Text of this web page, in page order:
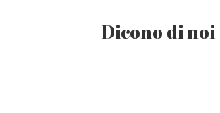
Dicono di noi